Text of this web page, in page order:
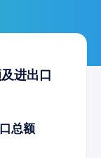
进出口
总额